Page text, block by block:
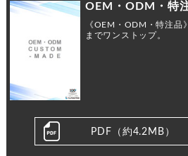
OEM・ODM・特
《OEM・ODM・特注品
までワンストップ。
PDF（約4.2MB）